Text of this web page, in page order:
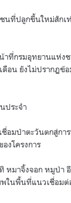
นที่ปลูกขึ้นใหม่สักเ
าที่กรมอุทยานแห่ง
อน ยังไม่ปรากฏข้อ
ประจำ
อมป่าตะวันตกสู่กา
งโครงการ
หมาจิ้งจอก หมูป่า
พในพื้นที่แนวเชื่อม